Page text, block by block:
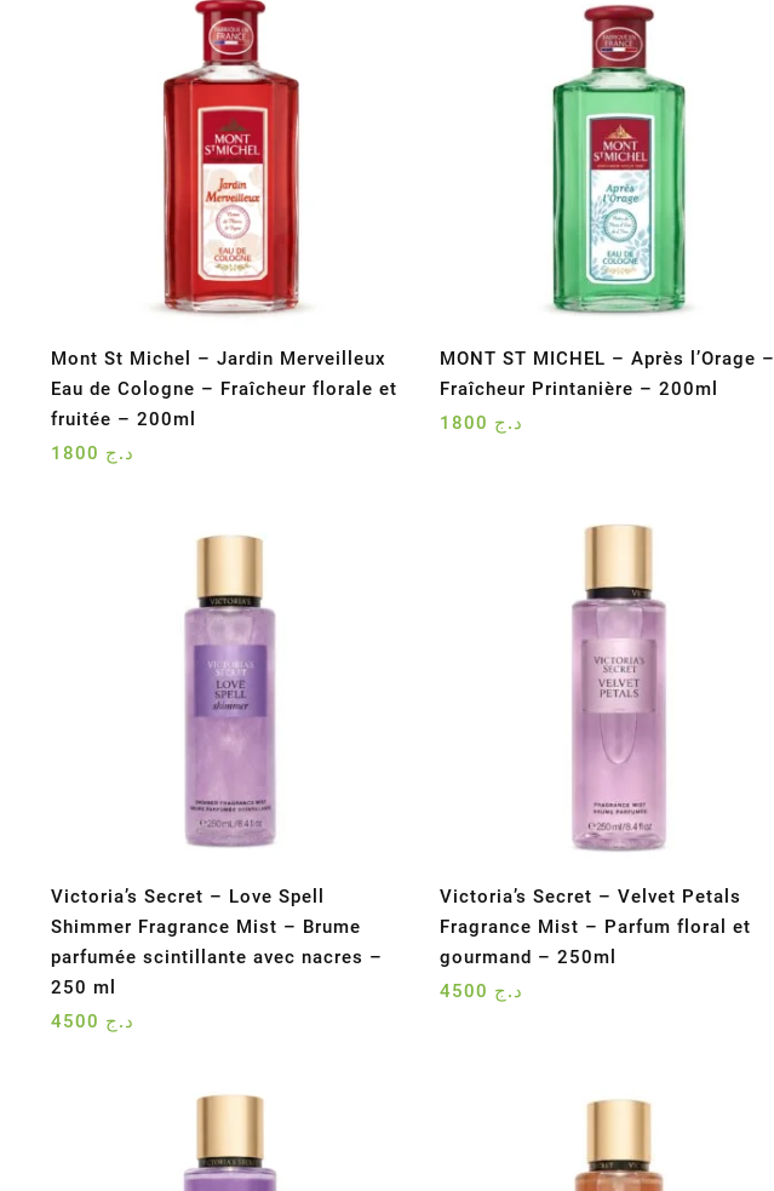
Mont St Michel – Jardin Merveilleux
Eau de Cologne – Fraîcheur florale et
fruitée – 200ml
د.ج
MONT ST MICHEL – Après l’Orage –
Fraîcheur Printanière – 200ml
د.ج
Victoria’s Secret – Love Spell
Shimmer Fragrance Mist – Brume
parfumée scintillante avec nacres –
250 ml
د.ج
Victoria’s Secret – Velvet Petals
Fragrance Mist – Parfum floral et
gourmand – 250ml
د.ج